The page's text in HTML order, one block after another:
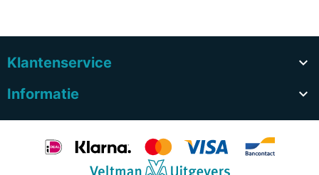
Klantenservice

Informatie
